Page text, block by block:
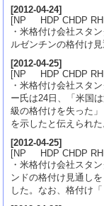
[2012-04-24]
[NP HDP CHDP
・米格付け会社スタ
ルゼンチンの格付け
[2012-04-25]
[NP HDP CHDP
・米格付け会社スタ
ー氏は24日、「米国
級の格付けを失った
を示したと伝えられた
[2012-04-25]
[NP HDP CHDP
・米格付け会社スタ
ンドの格付け見通し
した。なお、格付け